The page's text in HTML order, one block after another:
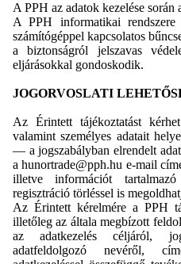
A PPH az adatok kezelése
A PPH informatikai
számítógéppel kapcsolatos
a biztonságról jelszavas
eljárásokkal gondoskodik.
JOGORVOSLATI
Az Érintett tájékoztatást
valamint személyes adatait
— a jogszabályban elrendelt
a hunortrade@pph.hu e-mail
illetve információt
regisztráció törléssel is
Az Érintett kérelmére a PPH
illetőleg az általa megbízott
az adatkezelés céljáról,
adatfeldolgozó nevéről,